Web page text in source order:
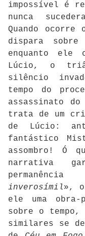
impossível é
nunca
Quando
dispara sobre
enquanto ele
Lúcio, o
silêncio
tempo do
assassinato
trata de um
de Lúcio:
fantástico
assombro! Ó
narrativa
inverosímil»,
ele uma
sobre o tempo,
similares se